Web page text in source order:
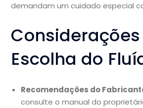
demandam um cuidado especial
Escolha do
Recomendações do
consulte o manual do